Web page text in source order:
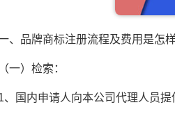
品牌商标注册流程及费用是怎样
）检索：
内申请人向本公司代理人员提